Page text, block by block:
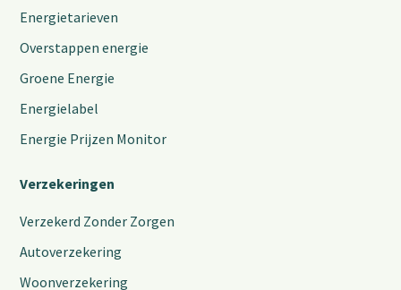
Energietarieven
Overstappen energie
Groene Energie
Energielabel
Energie Prijzen Monitor
Verzekeringen
Verzekerd Zonder Zorgen
Autoverzekering
Woonverzekering